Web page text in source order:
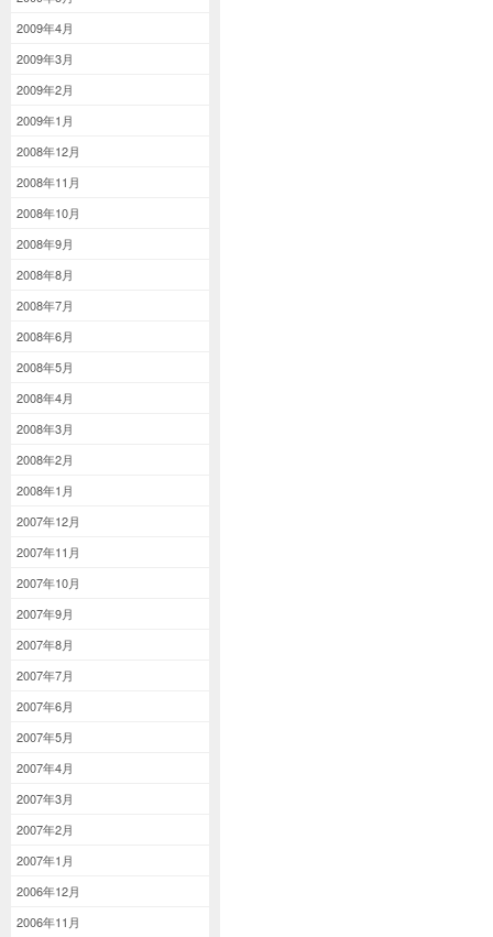
2009年4月
2009年3月
2009年2月
2009年1月
2008年12月
2008年11月
2008年10月
2008年9月
2008年8月
2008年7月
2008年6月
2008年5月
2008年4月
2008年3月
2008年2月
2008年1月
2007年12月
2007年11月
2007年10月
2007年9月
2007年8月
2007年7月
2007年6月
2007年5月
2007年4月
2007年3月
2007年2月
2007年1月
2006年12月
2006年11月